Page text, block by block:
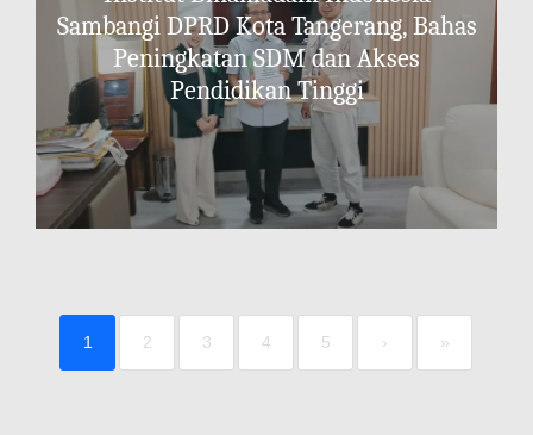
Sambangi DPRD Kota Tangerang, Bahas
Peningkatan SDM dan Akses
Pendidikan Tinggi
1 2 3 4 5 › »